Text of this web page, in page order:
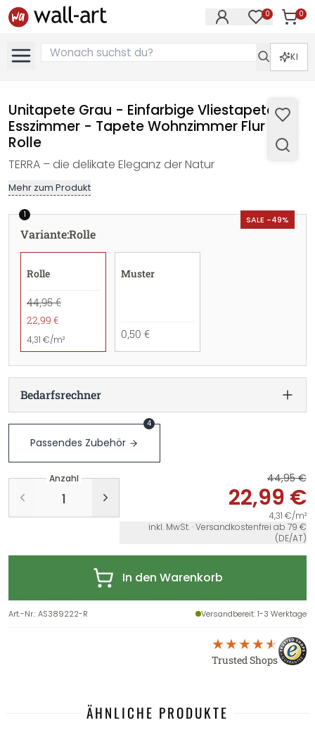
0 0
KI
Unitapete Grau - Einfarbige Vliestapete
Esszimmer - Tapete Wohnzimmer Flur -
Rolle
TERRA – die delikate Eleganz der Natur
Mehr zum Produkt
SALE -49%
1
Variante:Rolle
Rolle
44,95 €
22,99 €
4,31 €/m²
Muster
0,50 €
Bedarfsrechner
Passendes Zubehör
4
Anzahl 44,95 €
22,99 €
4,31 €/m²
inkl. MwSt. · Versandkostenfrei ab 79 €
(DE/AT)
In den Warenkorb
Art.-Nr.:AS389222-R Versandbereit: 1-3 Werktage
Trusted Shops
ÄHNLICHE PRODUKTE